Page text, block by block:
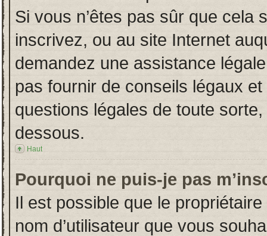
Si vous n’êtes pas sûr que cela
inscrivez, ou au site Internet
demandez une assistance
pas fournir de conseils légaux
questions légales de toute
dessous.
Haut
Pourquoi ne puis-je pas
Il est possible que le
nom d’utilisateur que vous